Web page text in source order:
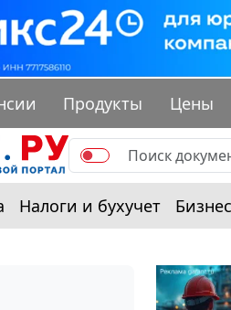
Продукты Цены
Налоги и бухучет Бизнес